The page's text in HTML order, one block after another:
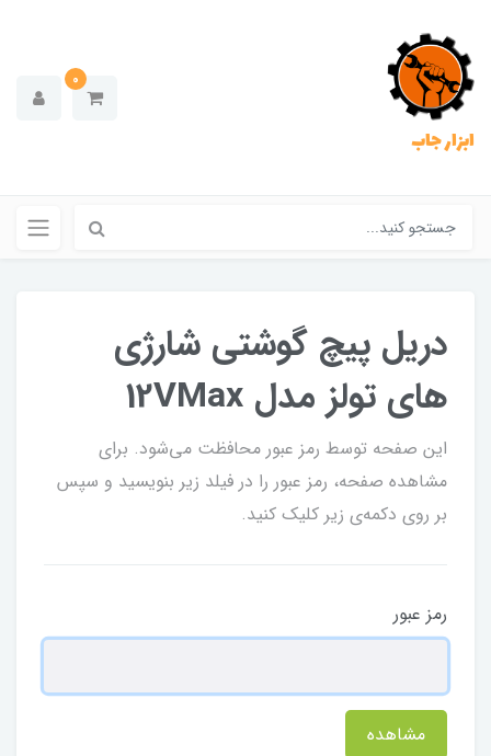
ابزار جاب
0
دریل پیچ گوشتی شارژی
های تولز مدل 12VMax
این صفحه توسط رمز عبور محافظت می‌شود. برای
مشاهده صفحه، رمز عبور را در فیلد زیر بنویسید و سپس
بر روی دکمه‌ی زیر کلیک کنید.
رمز عبور
مشاهده